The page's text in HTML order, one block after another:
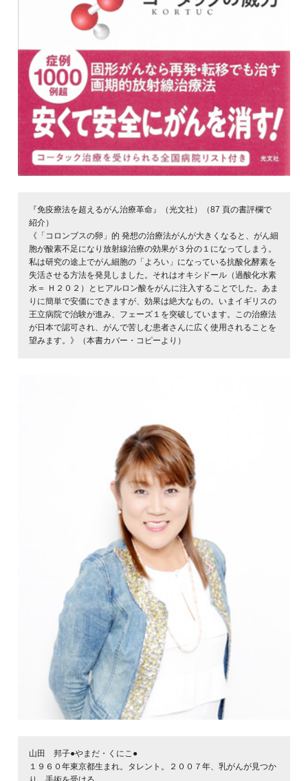
『免疫療法を超えるがん治療革命』（光文社）（87 頁の書評欄で
紹介）
《「コロンブスの卵」的 発想の治療法がんが大きくなると、がん細
胞が酸素不足になり放射線治療の効果が３分の１になってしまう。
私は研究の途上でがん細胞の「よろい」になっている抗酸化酵素を
失活させる方法を発見しました。それはオキシドール（過酸化水素
水＝ Ｈ２０２）とヒアルロン酸をがんに注入することでした。あま
りに簡単で安価にできますが、効果は絶大なもの。いまイギリスの
王立病院で治験が進み、フェーズ１を突破しています。この治療法
が日本で認可され、がんで苦しむ患者さんに広く使用されることを
望みます。》（本書カバー・コピーより）
山田 邦子●やまだ・くにこ●
１９６０年東京都生まれ。タレント。２００７年、乳がんが見つか